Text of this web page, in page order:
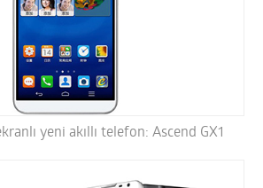
yeni akıllı telefon: Ascend GX1